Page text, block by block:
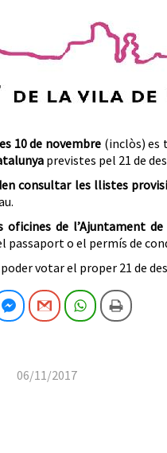
10 de novembre (inclòs) es
previstes pel 21 de
consultar les llistes
oficines de l’Ajuntament de
o el permís de
votar el proper 21 de
Facebook Messenger
Gmail WhatsApp
06/11/2017